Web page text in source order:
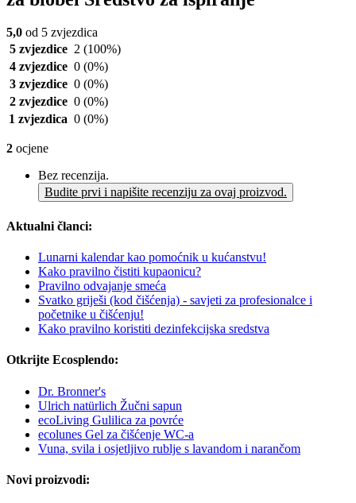
5,0 od 5 zvjezdica
5 zvjezdice 2 (100%)
4 zvjezdice 0 (0%)
3 zvjezdice 0 (0%)
2 zvjezdice 0 (0%)
1 zvjezdica 0 (0%)
2 ocjene
Bez recenzija.
Budite prvi i napišite recenziju za ovaj proizvod.
Aktualni članci:
Lunarni kalendar kao pomoćnik u kućanstvu!
Kako pravilno čistiti kupaonicu?
Pravilno odvajanje smeća
Svatko griješi (kod čišćenja) - savjeti za profesionalce i
početnike u čišćenju!
Kako pravilno koristiti dezinfekcijska sredstva
Otkrijte Ecosplendo:
Dr. Bronner's
Ulrich natürlich Žučni sapun
ecoLiving Gulilica za povrće
ecolunes Gel za čišćenje WC-a
Vuna, svila i osjetljivo rublje s lavandom i narančom
Novi proizvodi: